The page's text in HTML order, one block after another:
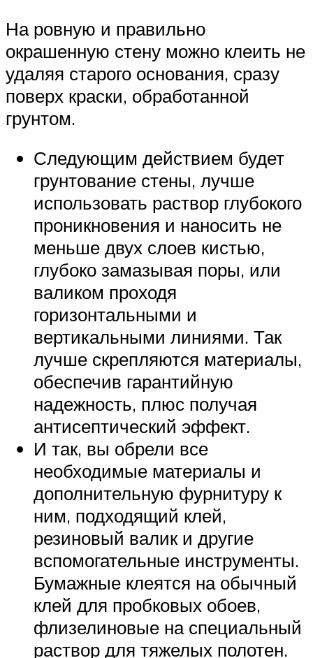
На ровную и правильно
окрашенную стену можно клеить не
удаляя старого основания, сразу
поверх краски, обработанной
грунтом.
Следующим действием будет
грунтование стены, лучше
использовать раствор глубокого
проникновения и наносить не
меньше двух слоев кистью,
глубоко замазывая поры, или
валиком проходя
горизонтальными и
вертикальными линиями. Так
лучше скрепляются материалы,
обеспечив гарантийную
надежность, плюс получая
антисептический эффект.
И так, вы обрели все
необходимые материалы и
дополнительную фурнитуру к
ним, подходящий клей,
резиновый валик и другие
вспомогательные инструменты.
Бумажные клеятся на обычный
клей для пробковых обоев,
флизелиновые на специальный
раствор для тяжелых полотен.